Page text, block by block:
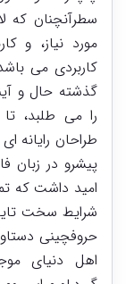
سطرآنچنان که
مورد نیاز، و
کاربردی می
گذشته حال و
را می طلبد، تا
طراحان رایانه
پیشرو در زبان
امید داشت که
شرایط سخت
حروفچینی
اهل دنیای